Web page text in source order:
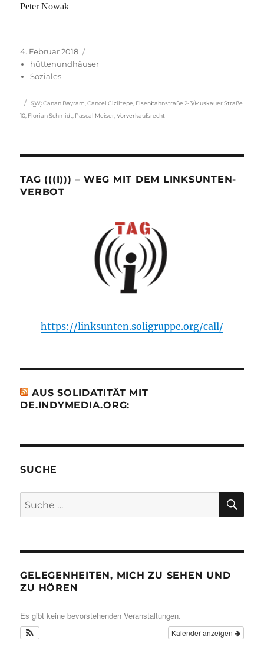
Peter Nowak
Veröffentlicht
am
4. Februar 2018
hüttenundhäuser
Soziales
Schlagwörter
SW: Canan Bayram ,Cancel Ciziltepe Eisenbahnstraße 2-3/Muskauer Straße
10 Florian Schmidt Pascal Meiser ,Vorverkaufsrecht
TAG (((I))) – WEG MIT DEM LINKSUNTEN-
VERBOT
https://linksunten.soligruppe.org/call/
AUS SOLIDATITÄT MIT
DE.INDYMEDIA.ORG:
SUCHE
Suche
nach:
GELEGENHEITEN, MICH ZU SEHEN UND
ZU HÖREN
Es gibt keine bevorstehenden Veranstaltungen.
Kalender anzeigen